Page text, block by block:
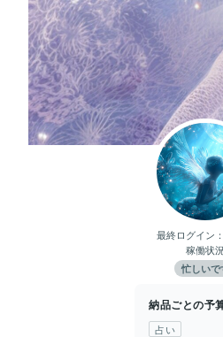
最終ログイン：
稼働状況
忙しいで
納品ごとの予
占い